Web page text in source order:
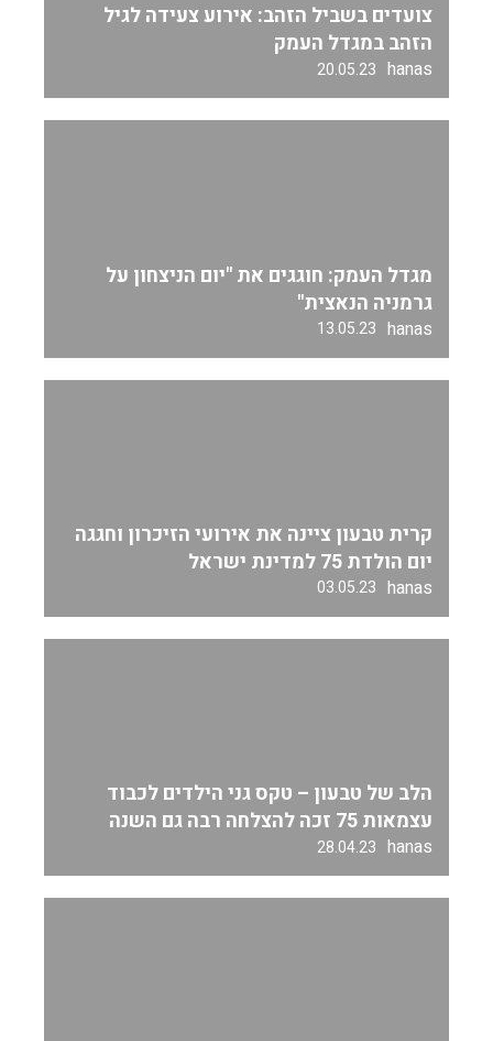
צועדים בשביל הזהב: אירוע צעידה לגיל
הזהב במגדל העמק
hanas
20.05.23
מגדל העמק: חוגגים את "יום הניצחון על
גרמניה הנאצית"
hanas
13.05.23
קרית טבעון ציינה את אירועי הזיכרון וחגגה
יום הולדת 75 למדינת ישראל
hanas
03.05.23
הלב של טבעון – טקס גני הילדים לכבוד
עצמאות 75 זכה להצלחה רבה גם השנה
hanas
28.04.23